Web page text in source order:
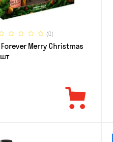
(0)
Forever Merry Christmas